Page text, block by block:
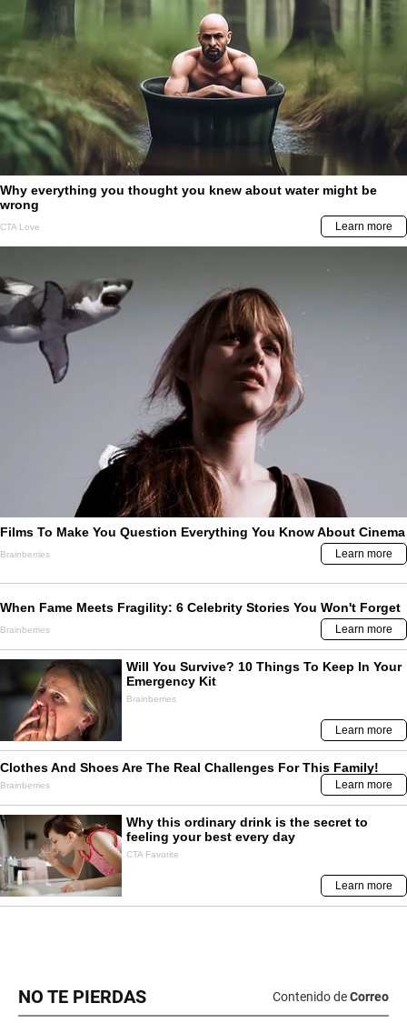
NO TE PIERDAS Contenido deCorreo